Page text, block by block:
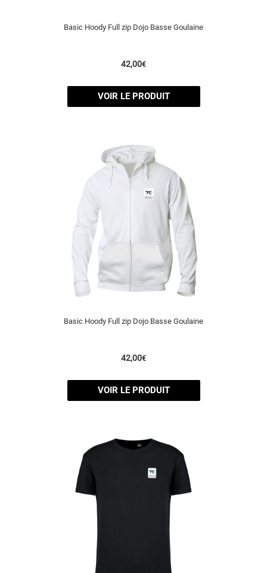
Basic Hoody Full zip Dojo Basse Goulaine
42,00€
VOIR LE PRODUIT
Basic Hoody Full zip Dojo Basse Goulaine
42,00€
VOIR LE PRODUIT